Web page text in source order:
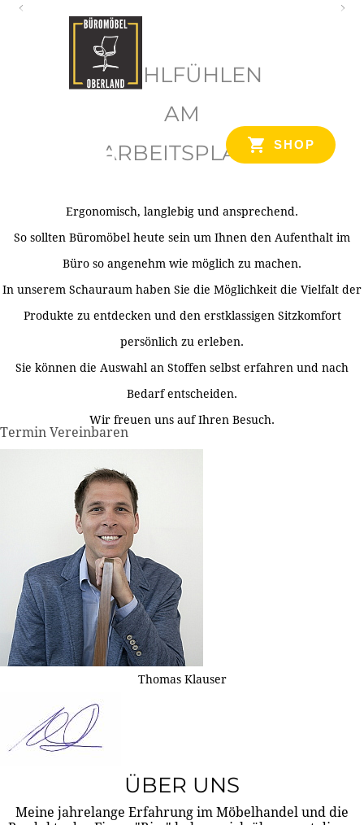
SHOP
WOHLFÜHLEN
AM
ARBEITSPLATZ
Ergonomisch, langlebig und ansprechend.
So sollten Büromöbel heute sein um Ihnen den Aufenthalt im
Büro so angenehm wie möglich zu machen.
In unserem Schauraum haben Sie die Möglichkeit die Vielfalt der
Produkte zu entdecken und den erstklassigen Sitzkomfort
persönlich zu erleben.
Sie können die Auswahl an Stoffen selbst erfahren und nach
Bedarf entscheiden.
Wir freuen uns auf Ihren Besuch.
Termin Vereinbaren
Thomas Klauser
ÜBER UNS
Meine jahrelange Erfahrung im Möbelhandel und die